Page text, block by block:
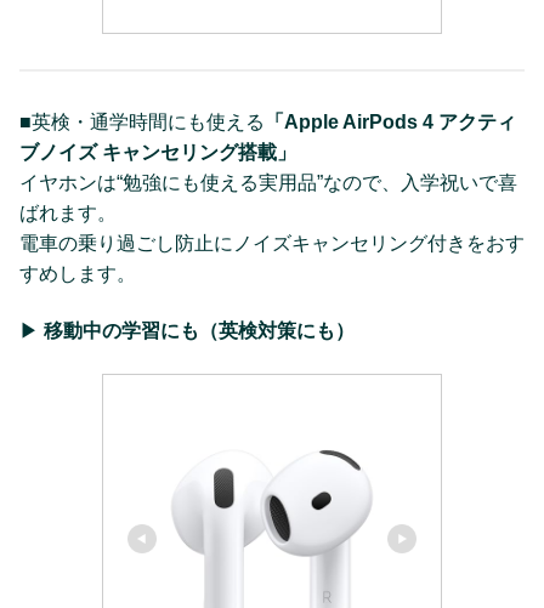
■英検・通学時間にも使える
「Apple AirPods 4 アクティ
ブノイズ キャンセリング搭載」
イヤホンは“勉強にも使える実用品”なので、入学祝いで喜
ばれます。
電車の乗り過ごし防止にノイズキャンセリング付きをおす
すめします。
▶︎ 移動中の学習にも（英検対策にも）